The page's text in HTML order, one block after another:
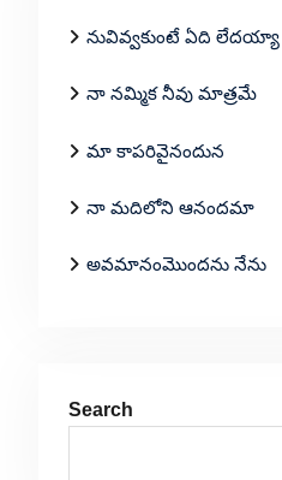
నువివ్వకుంటే ఏది లేదయ్యా
నా నమ్మిక నీవు మాత్రమే
మా కాపరివైనందున
నా మదిలోని ఆనందమా
అవమానంమొందను నేను
Search